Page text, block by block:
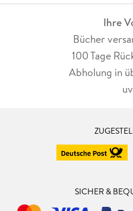
Ihre
Bücher
100 Tage
Abholung in
SICHER &